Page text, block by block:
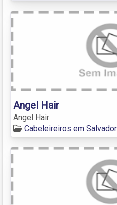
Angel Hair
Angel Hair
Cabeleireiros em Salvador